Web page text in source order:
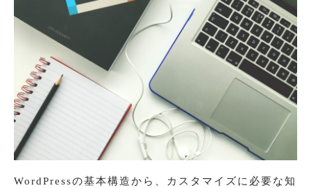
WordPressの基本構造から、カスタマイズに必要な知